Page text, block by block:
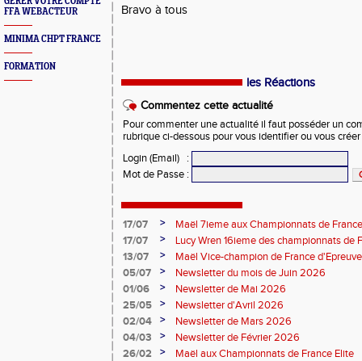
FFA WEBACTEUR
MINIMA CHPT FRANCE
FORMATION
Bravo à tous
les Réactions
Commentez cette actualité
Pour commenter une actualité il faut posséder un
rubrique ci-dessous pour vous identifier ou vous
Login (Email)
:
Mot de Passe :
17/07 >
Maël 7ieme aux Championnats de
17/07
>
Lucy Wren 16ieme des championnats de
perche
13/07 >
Maël Vice-champion de France
05/07
>
Newsletter du mois de Juin 2026
01/06
>
Newsletter de Mai 2026
25/05
>
Newsletter d'Avril 2026
02/04
>
Newsletter de Mars 2026
04/03
>
Newsletter de Février 2026
26/02
>
Maël aux Championnats de France Elite